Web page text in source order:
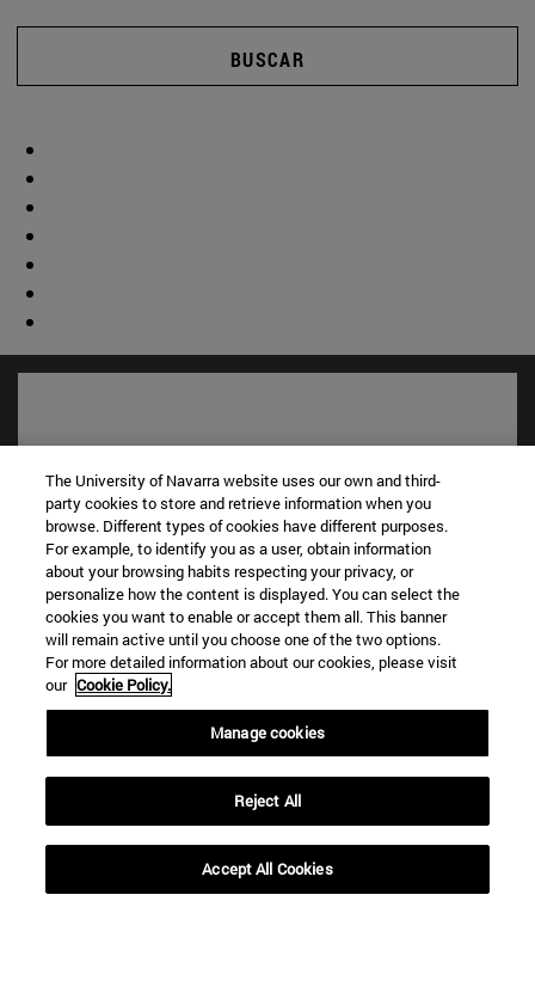
BUSCAR
Accesos directos
Biblioteca(abre en nueva ventana)
Mi correo(abre en nueva ventana)
Aula virtual ADI(abre en nueva ventana)
Búsqueda de personas(abre en nueva ventana)
Trabaja con nosotros(abre en nueva ventana)
Información
TFNO +34 948 42 56 00
¿QUÉ GRADO TE INTERESA?
The University of Navarra website uses our own and third-
party cookies to store and retrieve information when you
browse. Different types of cookies have different purposes.
For example, to identify you as a user, obtain information
about your browsing habits respecting your privacy, or
personalize how the content is displayed. You can select the
cookies you want to enable or accept them all. This banner
will remain active until you choose one of the two options.
For more detailed information about our cookies, please visit
our Cookie Policy.
Manage cookies
Reject All
Accept All Cookies